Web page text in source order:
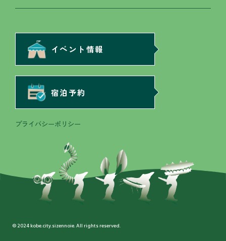
イベント情報
宿泊予約
プライバシーポリシー
© 2024 kobe.city.sizennoie. All rights reserved.